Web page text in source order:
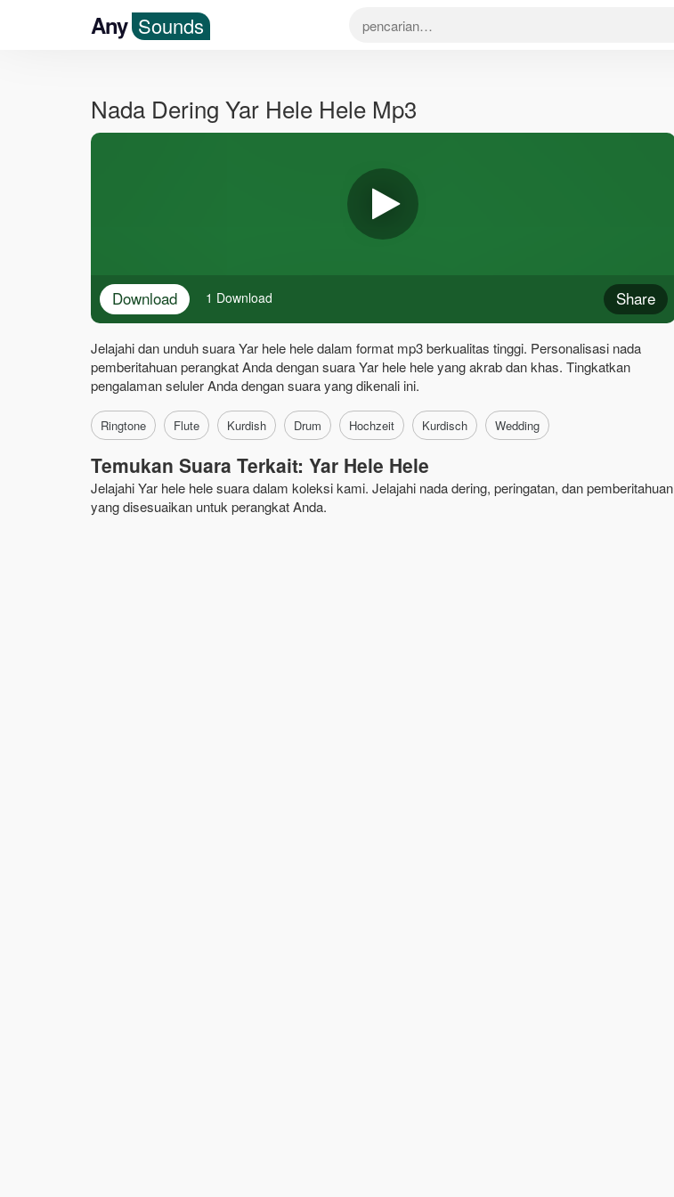
Any Sounds
Nada Dering Yar Hele Hele Mp3
Download Share
1 Download
Jelajahi dan unduh suara Yar hele hele dalam format mp3 berkualitas tinggi. Personalisasi nada
pemberitahuan perangkat Anda dengan suara Yar hele hele yang akrab dan khas. Tingkatkan
pengalaman seluler Anda dengan suara yang dikenali ini.
Ringtone Flute Kurdish Drum Hochzeit Kurdisch Wedding
Temukan Suara Terkait: Yar Hele Hele
Jelajahi Yar hele hele suara dalam koleksi kami. Jelajahi nada dering, peringatan, dan pemberitahuan
yang disesuaikan untuk perangkat Anda.